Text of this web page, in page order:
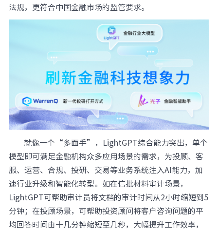
法规，更符合中国金融市场的监管要求。
就像一个“多面手”，LightGPT综合能力突出，单个
模型即可满足金融机构众多应用场景的需求，为投顾、客
服、运营、合规、投研、交易等业务系统注入AI能力，加
速行业升级和智能化转型。如在信批材料审计场景，
LightGPT可帮助审计员将文档的审计时间从2小时缩短到5
分钟；在投顾场景，可帮助投资顾问将客户咨询问题的平
均回答时间由十几分钟缩短至几秒，大幅提升工作效率，